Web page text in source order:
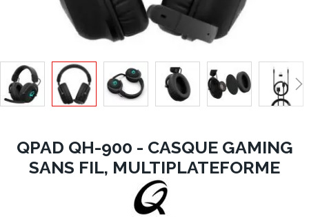
QPAD QH-900 - CASQUE GAMING
SANS FIL, MULTIPLATEFORME